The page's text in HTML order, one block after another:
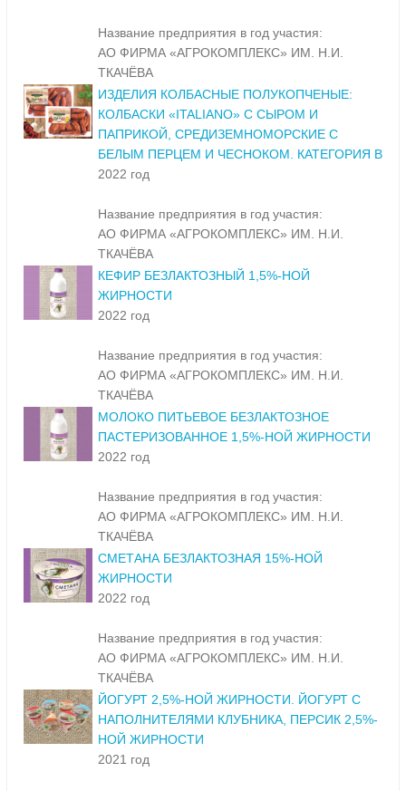
Название предприятия в год участия:
АО ФИРМА «АГРОКОМПЛЕКС» ИМ. Н.И.
ТКАЧЁВА
ИЗДЕЛИЯ КОЛБАСНЫЕ ПОЛУКОПЧЕНЫЕ:
КОЛБАСКИ «ITALIANO» С СЫРОМ И
ПАПРИКОЙ, СРЕДИЗЕМНОМОРСКИЕ С
БЕЛЫМ ПЕРЦЕМ И ЧЕСНОКОМ. КАТЕГОРИЯ В
2022 год
Название предприятия в год участия:
АО ФИРМА «АГРОКОМПЛЕКС» ИМ. Н.И.
ТКАЧЁВА
КЕФИР БЕЗЛАКТОЗНЫЙ 1,5%-НОЙ
ЖИРНОСТИ
2022 год
Название предприятия в год участия:
АО ФИРМА «АГРОКОМПЛЕКС» ИМ. Н.И.
ТКАЧЁВА
МОЛОКО ПИТЬЕВОЕ БЕЗЛАКТОЗНОЕ
ПАСТЕРИЗОВАННОЕ 1,5%-НОЙ ЖИРНОСТИ
2022 год
Название предприятия в год участия:
АО ФИРМА «АГРОКОМПЛЕКС» ИМ. Н.И.
ТКАЧЁВА
СМЕТАНА БЕЗЛАКТОЗНАЯ 15%-НОЙ
ЖИРНОСТИ
2022 год
Название предприятия в год участия:
АО ФИРМА «АГРОКОМПЛЕКС» ИМ. Н.И.
ТКАЧЁВА
ЙОГУРТ 2,5%-НОЙ ЖИРНОСТИ. ЙОГУРТ С
НАПОЛНИТЕЛЯМИ КЛУБНИКА, ПЕРСИК 2,5%-
НОЙ ЖИРНОСТИ
2021 год